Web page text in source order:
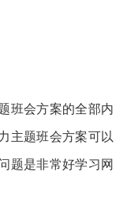
班会方案的全部内
主题班会方案可以
题是非常好学习网